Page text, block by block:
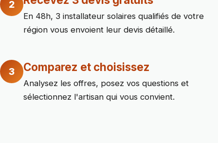
2
En 48h, 3 installateur solaires qualifiés de votre
région vous envoient leur devis détaillé.
3 Comparez et choisissez
Analysez les offres, posez vos questions et
sélectionnez l'artisan qui vous convient.